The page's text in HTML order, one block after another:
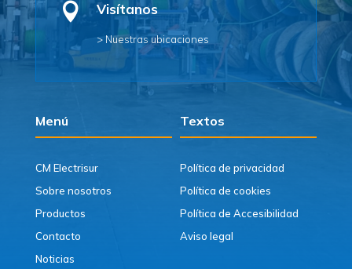
 Visítanos
> Nuestras ubicaciones
Menú Textos
CM Electrisur
Sobre nosotros
Productos
Contacto
Noticias
Política de privacidad
Política de cookies
Política de Accesibilidad
Aviso legal